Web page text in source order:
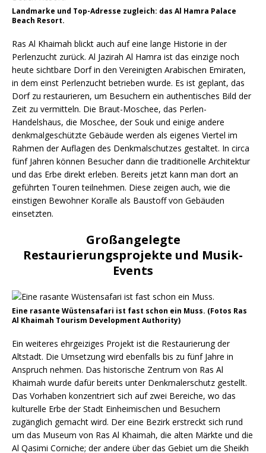
Landmarke und Top-Adresse zugleich: das Al Hamra Palace
Beach Resort.
Ras Al Khaimah blickt auch auf eine lange Historie in der
Perlenzucht zurück. Al Jazirah Al Hamra ist das einzige noch
heute sichtbare Dorf in den Vereinigten Arabischen Emiraten,
in dem einst Perlenzucht betrieben wurde. Es ist geplant, das
Dorf zu restaurieren, um Besuchern ein authentisches Bild der
Zeit zu vermitteln. Die Braut-Moschee, das Perlen-
Handelshaus, die Moschee, der Souk und einige andere
denkmalgeschützte Gebäude werden als eigenes Viertel im
Rahmen der Auflagen des Denkmalschutzes gestaltet. In circa
fünf Jahren können Besucher dann die traditionelle Architektur
und das Erbe direkt erleben. Bereits jetzt kann man dort an
geführten Touren teilnehmen. Diese zeigen auch, wie die
einstigen Bewohner Koralle als Baustoff von Gebäuden
einsetzten.
Großangelegte
Restaurierungsprojekte und Musik-
Events
Eine rasante Wüstensafari ist fast schon ein Muss. (Fotos Ras
Al Khaimah Tourism Development Authority)
Ein weiteres ehrgeiziges Projekt ist die Restaurierung der
Altstadt. Die Umsetzung wird ebenfalls bis zu fünf Jahre in
Anspruch nehmen. Das historische Zentrum von Ras Al
Khaimah wurde dafür bereits unter Denkmalerschutz gestellt.
Das Vorhaben konzentriert sich auf zwei Bereiche, wo das
kulturelle Erbe der Stadt Einheimischen und Besuchern
zugänglich gemacht wird. Der eine Bezirk erstreckt sich rund
um das Museum von Ras Al Khaimah, die alten Märkte und die
Al Qasimi Corniche; der andere über das Gebiet um die Sheikh